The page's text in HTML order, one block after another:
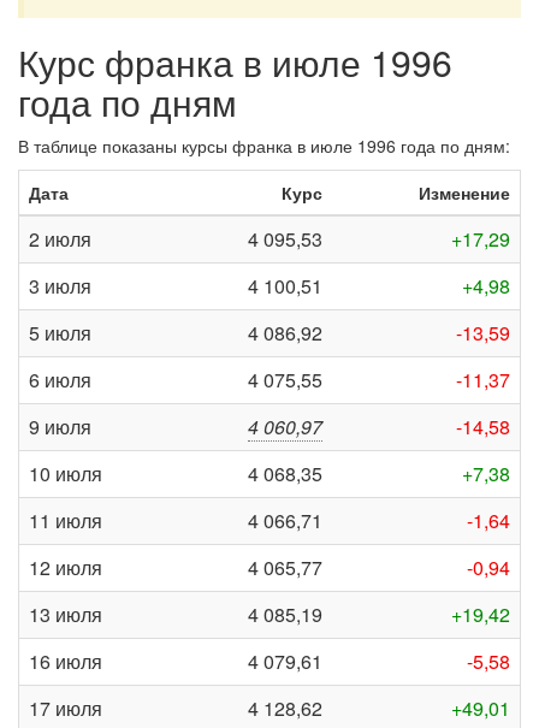
Курс франка в июле 1996
года по дням
В таблице показаны курсы франка в июле 1996 года по дням:
Дата
Курс Изменение
2 июля 4 095,53
+17,29
3 июля
4 100,51
+4,98
5 июля
4 086,92
-13,59
6 июля
4 075,55
-11,37
9 июля
4 060,97
-14,58
10 июля
4 068,35
+7,38
11 июля
4 066,71
-1,64
12 июля
4 065,77
-0,94
13 июля
4 085,19
+19,42
16 июля
4 079,61
-5,58
17 июля
4 128,62
+49,01